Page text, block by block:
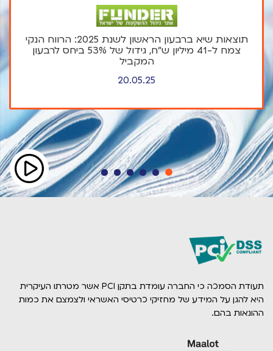
תוצאות שיא ברבעון הראשון לשנת 2025: הרווח הנקי
צמח ל-41 מיליון ש"ח, גידול של 53% ביחס לרבעון
המקביל
20.05.25
תעודת הסמכה כי החברה עומדת בתקן PCI אשר מטרתו העיקרית
היא להגן על המידע של מחזיקי כרטיסי האשראי ולצמצם את כמות
ההונאות בהם.